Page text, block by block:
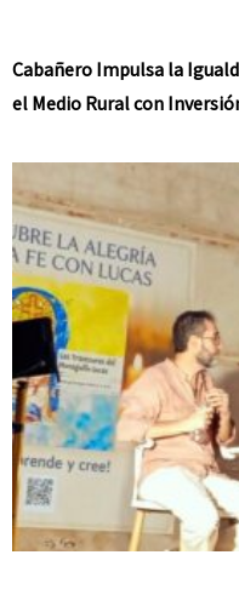
Cabañero Impulsa la
el Medio Rural con